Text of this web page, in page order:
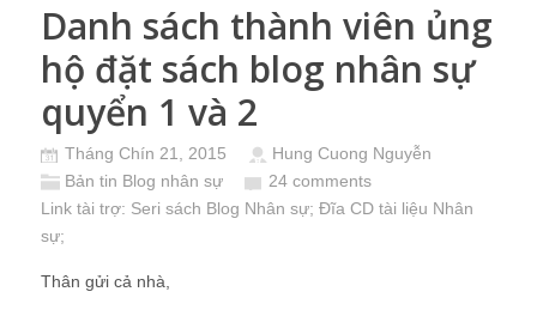
Danh sách thành viên ủng
hộ đặt sách blog nhân sự
quyển 1 và 2
Tháng Chín 21, 2015
Hung Cuong Nguyễn
Bản tin Blog nhân sự
24 comments
Link tài trợ: Seri sách Blog Nhân sự; Đĩa CD tài liệu Nhân
sự;
Thân gửi cả nhà,